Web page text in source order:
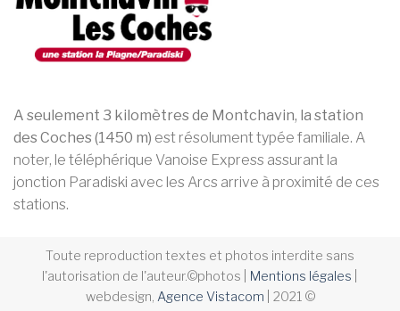
A seulement 3 kilomètres de Montchavin, la station
des Coches (1450 m) est résolument typée familiale. A
noter, le téléphérique Vanoise Express assurant la
jonction Paradiski avec les Arcs arrive à proximité de ces
stations.
Toute reproduction textes et photos interdite sans
l'autorisation de l'auteur.©photos | Mentions légales
webdesign, Agence Vistacom | 2021 ©